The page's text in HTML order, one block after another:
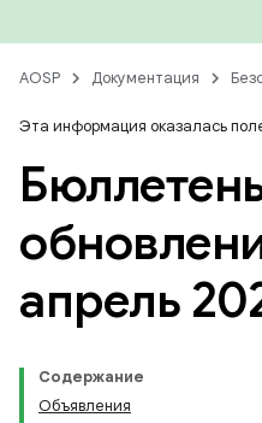
AOSP Документация
Эта информация оказалась
апрель
Содержание
Объявления